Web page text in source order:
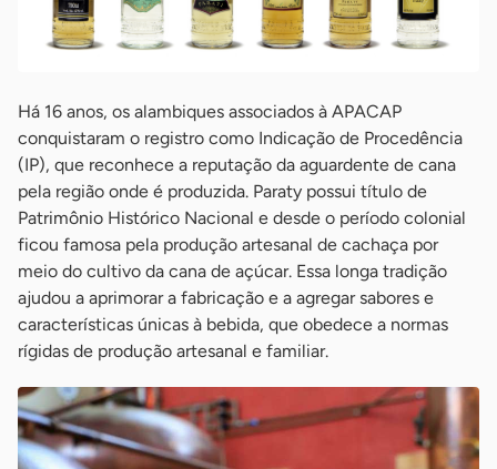
Há 16 anos, os alambiques associados à APACAP
conquistaram o registro como Indicação de Procedência
(IP), que reconhece a reputação da aguardente de cana
pela região onde é produzida. Paraty possui título de
Patrimônio Histórico Nacional e desde o período colonial
ficou famosa pela produção artesanal de cachaça por
meio do cultivo da cana de açúcar. Essa longa tradição
ajudou a aprimorar a fabricação e a agregar sabores e
características únicas à bebida, que obedece a normas
rígidas de produção artesanal e familiar.